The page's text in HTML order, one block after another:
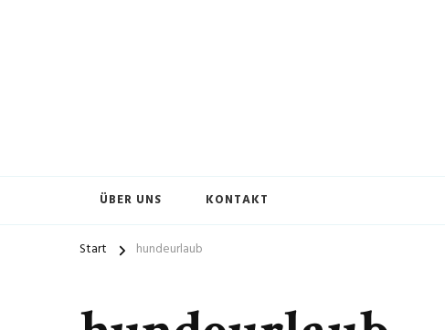
ÜBER UNS KONTAKT
Start hundeurlaub